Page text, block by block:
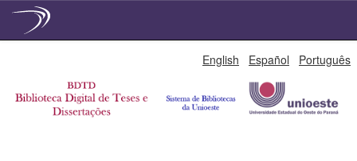
English Español Português